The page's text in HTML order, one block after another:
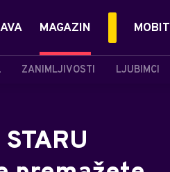
MAGAZIN
ZANIMLJIVOSTI LJUBIMCI
MOBIT